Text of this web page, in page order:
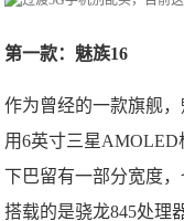
第一款：魅族16
作为曾经的一款旗舰
用6英寸三星
下巴留有一部分宽度
搭载的是骁龙845处理